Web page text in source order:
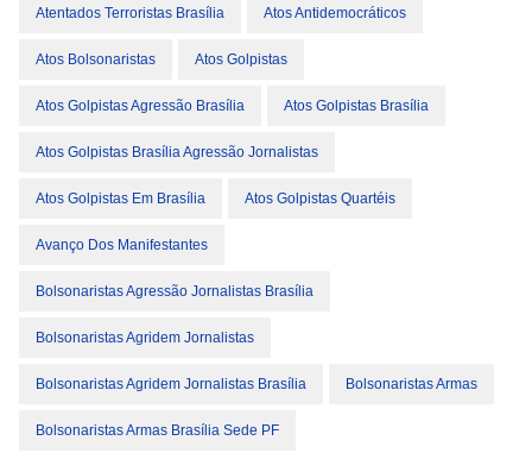
Atentados Terroristas Brasília Atos Antidemocráticos
Atos Bolsonaristas Atos Golpistas
Atos Golpistas Agressão Brasília Atos Golpistas Brasília
Atos Golpistas Brasília Agressão Jornalistas
Atos Golpistas Em Brasília Atos Golpistas Quartéis
Avanço Dos Manifestantes
Bolsonaristas Agressão Jornalistas Brasília
Bolsonaristas Agridem Jornalistas
Bolsonaristas Agridem Jornalistas Brasília Bolsonaristas Armas
Bolsonaristas Armas Brasília Sede PF